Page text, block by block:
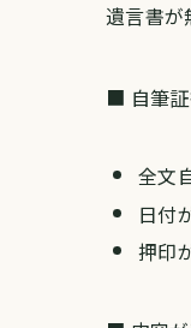
遺言書が
■ 自筆
全文
日付
押印